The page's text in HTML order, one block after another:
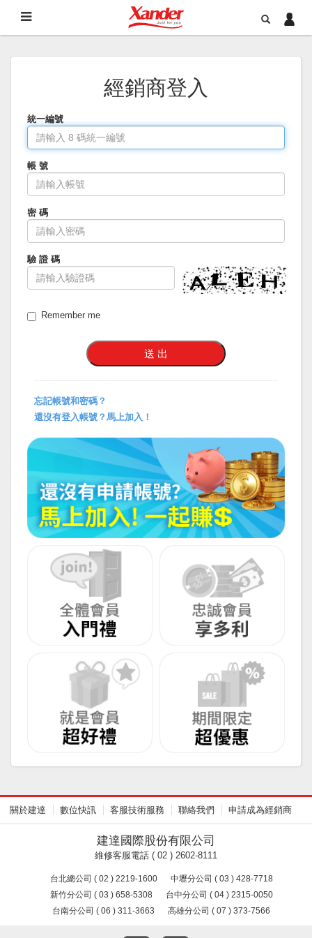
經銷商登入
統一編號
帳 號
密 碼
驗 證 碼
Remember me
忘記帳號和密碼？
還沒有登入帳號？馬上加入！
關於建達 數位快訊 客服技術服務 聯絡我們 申請成為經銷商
建達國際股份有限公司
維修客服電話 ( 02 ) 2602-8111
台北總公司 ( 02 ) 2219-1600
中壢分公司 ( 03 ) 428-7718
新竹分公司 ( 03 ) 658-5308
台中分公司 ( 04 ) 2315-0050
台南分公司 ( 06 ) 311-3663
高雄分公司 ( 07 ) 373-7566